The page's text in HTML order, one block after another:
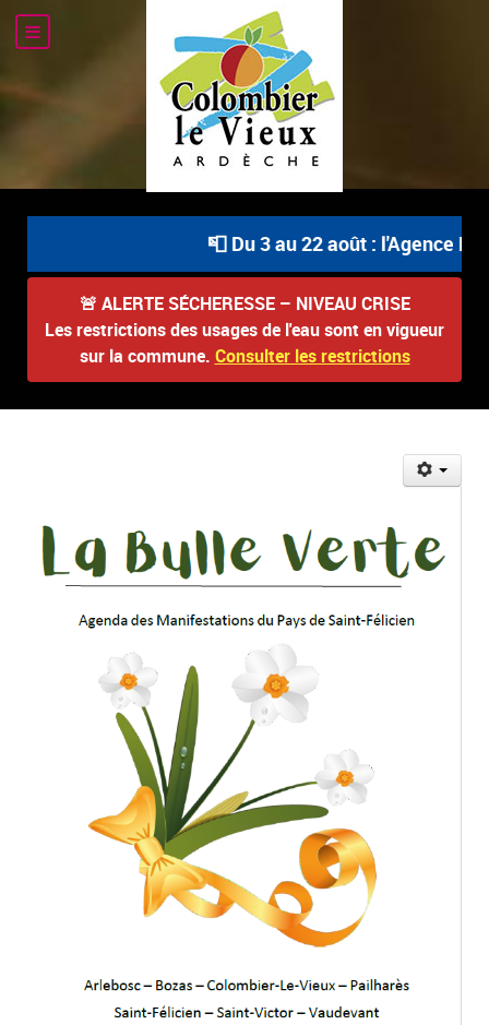
📮 Du 3 au 22 août : l'Agence
🚨 ALERTE SÉCHERESSE – NIVEAU CRISE
Les restrictions des usages de l'eau sont en vigueur
sur la commune. Consulter les restrictions